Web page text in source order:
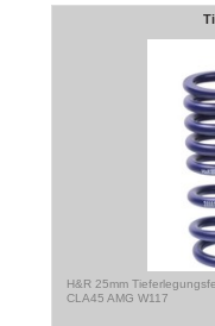
H&R 25mm
CLA45 AMG W117